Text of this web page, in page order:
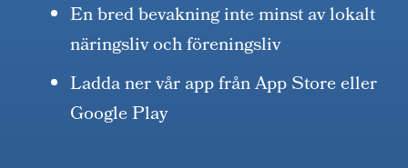
En bred bevakning inte minst av lokalt
näringsliv och föreningsliv
Ladda ner vår app från App Store eller
Google Play